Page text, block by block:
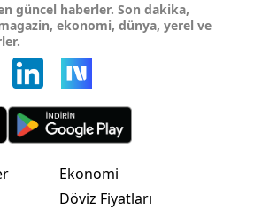
güncel haberler. Son dakika,
ekonomi, dünya, yerel ve
Ekonomi
Döviz Fiyatları